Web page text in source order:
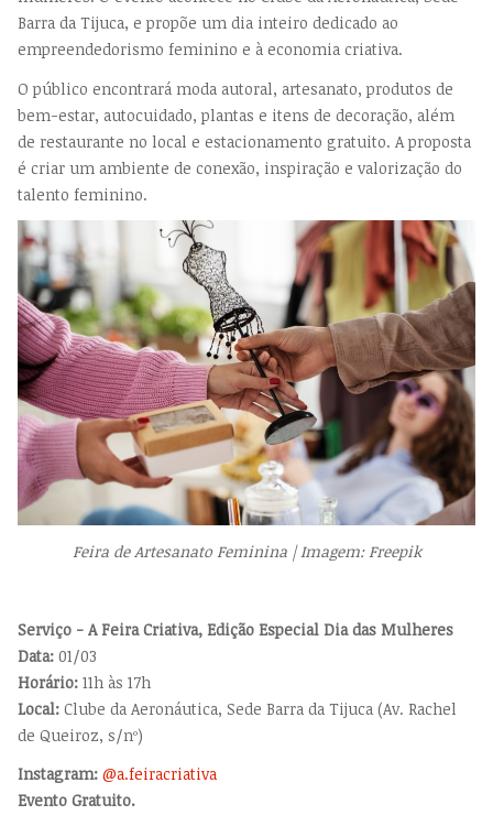
Barra da Tijuca, e propõe um dia inteiro dedicado ao
empreendedorismo feminino e à economia criativa.
O público encontrará moda autoral, artesanato, produtos de
bem-estar, autocuidado, plantas e itens de decoração, além
de restaurante no local e estacionamento gratuito. A proposta
é criar um ambiente de conexão, inspiração e valorização do
talento feminino.
Feira de Artesanato Feminina | Imagem: Freepik
Serviço - A Feira Criativa, Edição Especial Dia das Mulheres
Data: 01/03
Horário: 11h às 17h
Local: Clube da Aeronáutica, Sede Barra da Tijuca (Av. Rachel
de Queiroz, s/nº)
Instagram: @a.feiracriativa
Evento Gratuito.